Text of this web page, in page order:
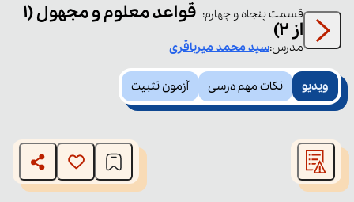
قسمت پنجاه و چهارم: قواعد معلوم و مجهول (1
از 2)
مدرس:سید محمدمیرباقری
ویدیو نکات مهم درسی آزمون تثبیت
modal
window.
The media could not be loaded, either because the server
or network failed or because the format is not supported.